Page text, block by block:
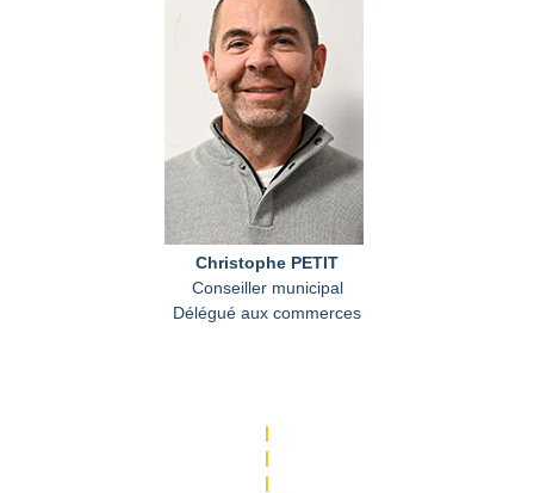
Christophe PETIT
Conseiller municipal
Délégué aux commerces
|
|
|